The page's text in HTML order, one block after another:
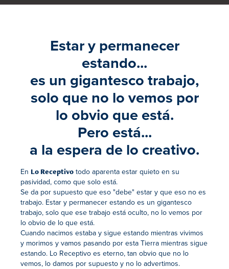
Estar y permanecer
estando...
es un gigantesco trabajo,
solo que no lo vemos por
lo obvio que está.
Pero está...
a la espera de lo creativo.
En Lo Receptivo todo aparenta estar quieto en su
pasividad, como que solo está.
Se da por supuesto que eso "debe" estar y que eso no es
trabajo. Estar y permanecer estando es un gigantesco
trabajo, solo que ese trabajo está oculto, no lo vemos por
lo obvio de lo que está.
Cuando nacimos estaba y sigue estando mientras vivimos
y morimos y vamos pasando por esta Tierra mientras sigue
estando. Lo Receptivo es eterno, tan obvio que no lo
vemos, lo damos por supuesto y no lo advertimos.